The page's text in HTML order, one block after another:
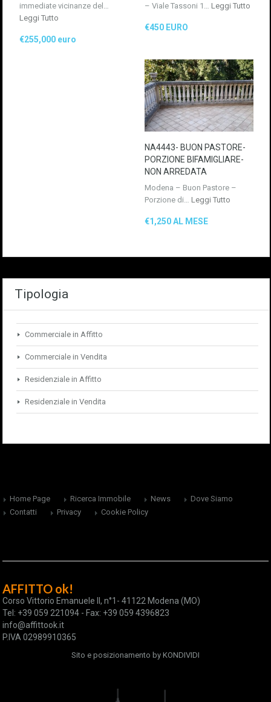
immediate vicinanze del…
Leggi Tutto
€255,000 euro
– Viale Tassoni 1… Leggi Tutto
€450 EURO
NA4443- BUON PASTORE-
PORZIONE BIFAMIGLIARE-
NON ARREDATA
Modena – Buon Pastore –
Porzione di… Leggi Tutto
€1,250 AL MESE
Tipologia
Commerciale in Affitto
Commerciale in Vendita
Residenziale in Affitto
Residenziale in Vendita
Home Page Ricerca Immobile News
Dove Siamo
Contatti
Privacy Cookie Policy
AFFITTO ok!
Corso Vittorio Emanuele II, n°1- 41122 Modena (MO)
Tel: +39 059 221094 - Fax: +39 059 4396823
info@affittook.it
P.IVA 02989910365
Sito e posizionamento by KONDIVIDI